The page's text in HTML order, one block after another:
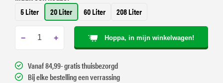
5 Liter 20 Liter 60 Liter 208 Liter
− + Hoppa, in mijn winkelwagen!
Vanaf 84,99- gratis thuisbezorgd
Bij elke bestelling een verrassing